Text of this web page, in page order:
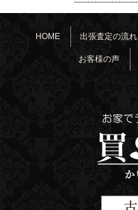
HOME 出張査定の流れ
お客様の声